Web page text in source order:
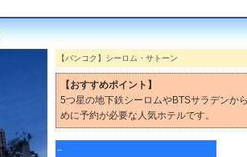
【バンコク】シーロム・サトーン
【おすすめポイント】
5つ星の地下鉄シーロムやBTSサラデンか
めに予約が必要な人気ホテルです。
--